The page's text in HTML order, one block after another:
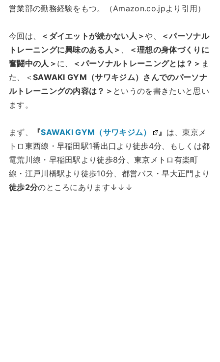
営業部の勤務経験をもつ。（Amazon.co.jpより引用）
今回は、 ＜ダイエットが続かない人＞や、
＜パーソナル
トレーニングに興味のある人＞
＜理想の身体づくりに
奮闘中の人＞ に、 ＜パーソナルトレーニングとは？＞ ま
た、＜ SAWAKI GYM（サワキジム）さんでのパーソナ
ルトレーニングの内容は？＞ というのを書きたいと思い
ます。
まず、 『SAWAKI GYM（サワキジム） 』 は、東京メ
トロ東西線・早稲田駅1番出口より徒歩4分、もしくは都
電荒川線・早稲田駅より徒歩8分、東京メトロ有楽町
線・江戸川橋駅より徒歩10分、都営バス・早大正門より
徒歩2分のところにあります↓↓↓